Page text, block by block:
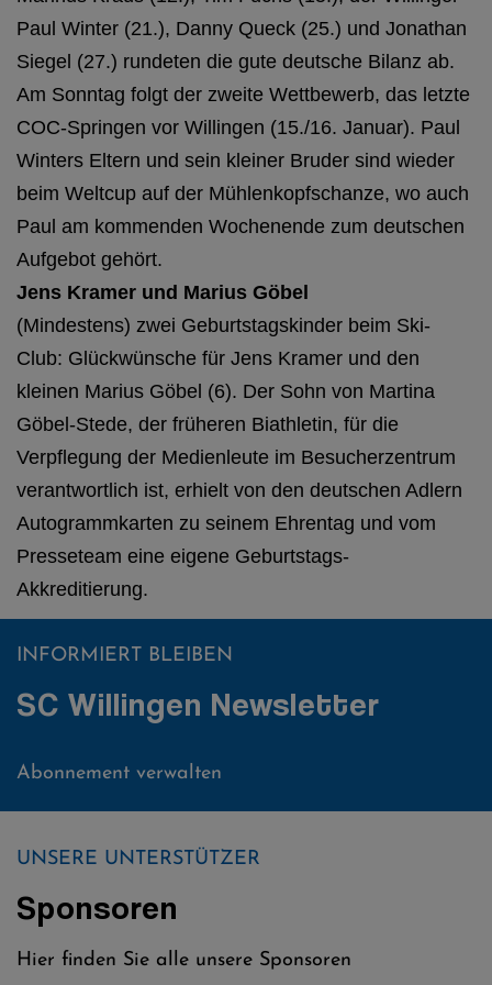
Paul Winter (21.), Danny Queck (25.) und Jonathan
Siegel (27.) rundeten die gute deutsche Bilanz ab.
Am Sonntag folgt der zweite Wettbewerb, das letzte
COC-Springen vor Willingen (15./16. Januar). Paul
Winters Eltern und sein kleiner Bruder sind wieder
beim Weltcup auf der Mühlenkopfschanze, wo auch
Paul am kommenden Wochenende zum deutschen
Aufgebot gehört.
Jens Kramer und Marius Göbel
(Mindestens) zwei Geburtstagskinder beim Ski-
Club: Glückwünsche für Jens Kramer und den
kleinen Marius Göbel (6). Der Sohn von Martina
Göbel-Stede, der früheren Biathletin, für die
Verpflegung der Medienleute im Besucherzentrum
verantwortlich ist, erhielt von den deutschen Adlern
Autogrammkarten zu seinem Ehrentag und vom
Presseteam eine eigene Geburtstags-
Akkreditierung.
INFORMIERT BLEIBEN
SC Willingen Newsletter
Abonnement verwalten
UNSERE UNTERSTÜTZER
Sponsoren
Hier finden Sie alle unsere Sponsoren